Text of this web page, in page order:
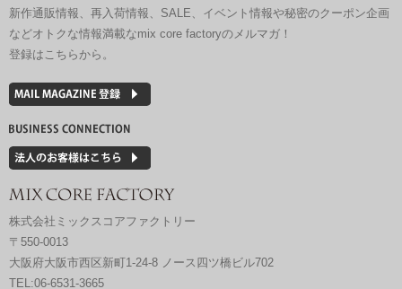
新作通販情報、再入荷情報、SALE、イベント情報や秘密のクーポン企画
などオトクな情報満載なmix core factoryのメルマガ！
登録はこちらから。
株式会社ミックスコアファクトリー
〒550-0013
大阪府大阪市西区新町1-24-8 ノース四ツ橋ビル702
TEL:06-6531-3665